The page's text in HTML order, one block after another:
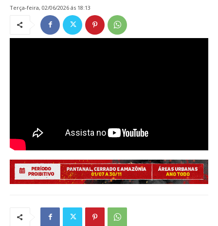
terça-feira, 02/06/2026 ás 18:13